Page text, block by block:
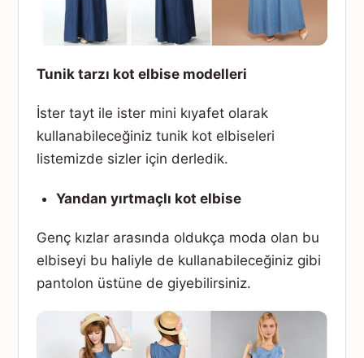
Tunik tarzı kot elbise modelleri
İster tayt ile ister mini kıyafet olarak
kullanabileceğiniz tunik kot elbiseleri
listemizde sizler için derledik.
Yandan yırtmaçlı kot elbise
Genç kızlar arasında oldukça moda olan bu
elbiseyi bu haliyle de kullanabileceğiniz gibi
pantolon üstüne de giyebilirsiniz.